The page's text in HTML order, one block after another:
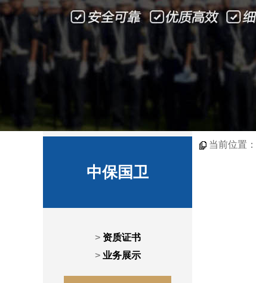
中保国卫
> 资质证书
> 业务展示
当前位置：